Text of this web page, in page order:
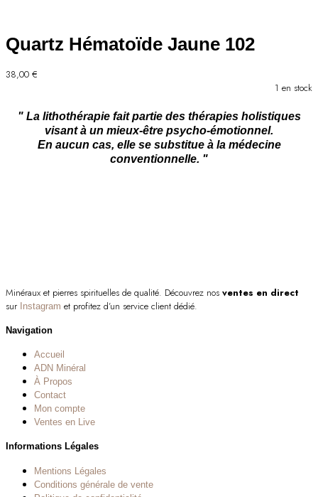
Quartz Hématoïde Jaune 102
38,00 €
1 en stock
" La lithothérapie fait partie des thérapies holistiques
visant à un mieux-être psycho-émotionnel.
En aucun cas, elle se substitue à la médecine
conventionnelle. "
Minéraux et pierres spirituelles de qualité. Découvrez nos ventes en direct
sur Instagram et profitez d’un service client dédié.
Navigation
Accueil
ADN Minéral
À Propos
Contact
Mon compte
Ventes en Live
Informations Légales
Mentions Légales
Conditions générale de vente